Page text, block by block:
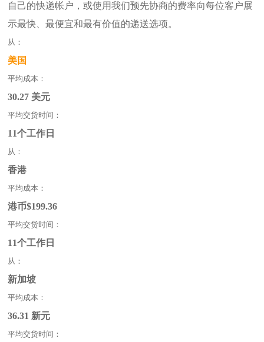
自己的快递帐户，或使用我们预先协商的费率向每位客户展
示最快、最便宜和最有价值的递送选项。
从：
美国
平均成本：
30.27 美元
平均交货时间：
11个工作日
从：
香港
平均成本：
港币$199.36
平均交货时间：
11个工作日
从：
新加坡
平均成本：
36.31 新元
平均交货时间：